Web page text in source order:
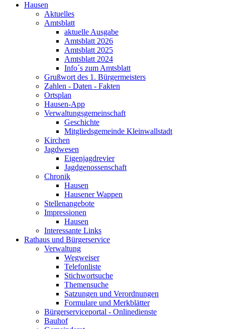
Hausen
Aktuelles
Amtsblatt
aktuelle Ausgabe
Amtsblatt 2026
Amtsblatt 2025
Amtsblatt 2024
Info´s zum Amtsblatt
Grußwort des 1. Bürgermeisters
Zahlen - Daten - Fakten
Ortsplan
Hausen-App
Verwaltungsgemeinschaft
Geschichte
Mitgliedsgemeinde Kleinwallstadt
Kirchen
Jagdwesen
Eigenjagdrevier
Jagdgenossenschaft
Chronik
Hausen
Hausener Wappen
Stellenangebote
Impressionen
Hausen
Interessante Links
Rathaus und Bürgerservice
Verwaltung
Wegweiser
Telefonliste
Stichwortsuche
Themensuche
Satzungen und Verordnungen
Formulare und Merkblätter
Bürgerserviceportal - Onlinedienste
Bauhof